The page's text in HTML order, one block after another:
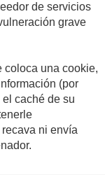
de servicios
grave
coloca una cookie,
(por
caché de su
ni envía